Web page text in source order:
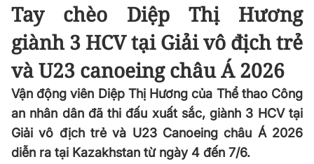
Tay chèo Diệp Thị Hương
giành 3 HCV tại Giải vô địch trẻ
và U23 canoeing châu Á 2026
Vận động viên Diệp Thị Hương của Thể thao Công
an nhân dân đã thi đấu xuất sắc, giành 3 HCV tại
Giải vô địch trẻ và U23 Canoeing châu Á 2026
diễn ra tại Kazakhstan từ ngày 4 đến 7/6.